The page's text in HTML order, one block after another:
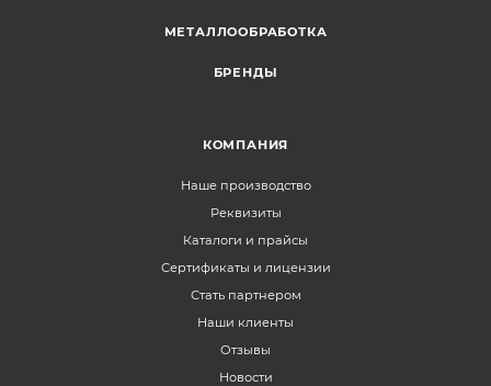
МЕТАЛЛООБРАБОТКА
БРЕНДЫ
КОМПАНИЯ
Наше производство
Реквизиты
Каталоги и прайсы
Сертификаты и лицензии
Стать партнером
Наши клиенты
Отзывы
Новости